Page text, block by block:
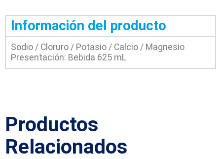
Información del producto
Sodio / Cloruro / Potasio / Calcio / Magnesio
Presentación: Bebida 625 mL
Productos
Relacionados